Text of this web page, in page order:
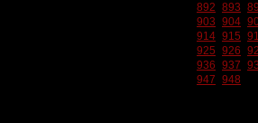
892 893
903 904
914 915
925 926
936 937
947 948